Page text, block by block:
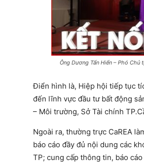
Ông Dương Tấn Hiển – Phó
Điển hình là, Hiệp hội tiếp tục
đến lĩnh vực đầu tư bất động
– Môi trường, Sở Tài chính
Ngoài ra, thường trực CaREA
báo cáo đầy đủ nội dung các
TP; cung cấp thông tin, báo